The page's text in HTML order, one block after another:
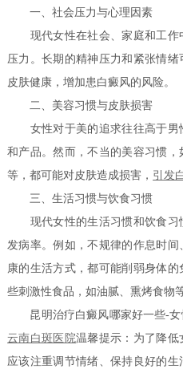
一、社会压力与心理因素
现代女性在社会、家庭和工作
压力。长期的精神压力和紧张情
皮肤健康，增加患白癜风的风险。
二、美容习惯与皮肤损害
女性对于美的追求往往高于男
和产品。然而，不当的美容习惯
等，都可能对皮肤造成损害， 引发
三、生活习惯与饮食习惯
现代女性的生活习惯和饮食习
发病率。例如，不规律的作息时
康的生活方式，都可能削弱身体
些刺激性食品，如油腻、熏烤食物
昆明治疗白癜风哪家好一些-女
云南白斑医院温馨提示：为了降低
应该注重调节情绪、保持良好的